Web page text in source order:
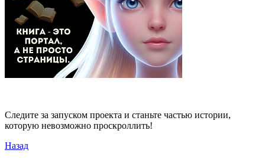
Следите за запуском проекта и станьте частью истории,
которую невозможно проскроллить!
Назад